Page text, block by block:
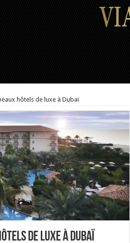
hôtels de luxe à Dubaï
de luxe à Dubaï